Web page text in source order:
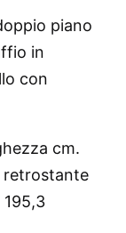
piano
in
con
cm.
retrostante